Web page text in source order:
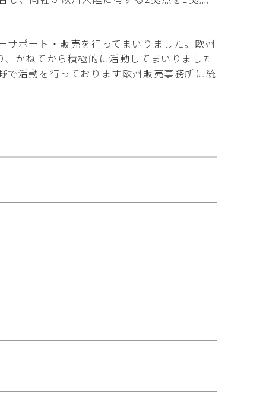
ポート・販売を行ってまいりました。欧州
かねてから積極的に活動してまいりました
活動を行っております欧州販売事務所に統